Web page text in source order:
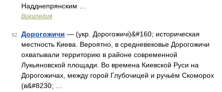
Надднепрянским …
Википедия
92 Дорогожичи — (укр. Дорогожичі)&#160; историческая
местность Киева. Вероятно, в средневековье Дорогожичи
охватывали территорию в районе современной
Лукьяновской площади. Во времена Киевской Руси на
Дорогожичах, между горой Глубочицей и ручьём Скоморох
(в&#8230; …